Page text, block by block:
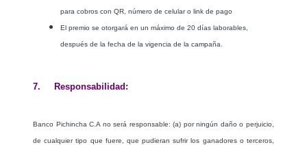
para cobros con QR, número de celular o link de pago
El premio se otorgará en un máximo de 20 días laborables,
después de la fecha de la vigencia de la campaña.
7. Responsabilidad:
Banco Pichincha C.A no será responsable: (a) por ningún daño o perjuicio,
de cualquier tipo que fuere, que pudieran sufrir los ganadores o terceros,